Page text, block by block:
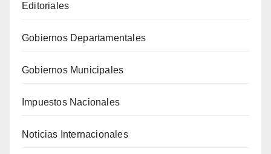
Editoriales
Gobiernos Departamentales
Gobiernos Municipales
Impuestos Nacionales
Noticias Internacionales